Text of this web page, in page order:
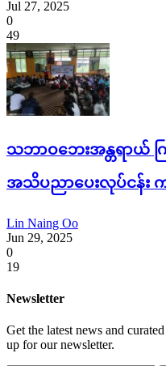
Jul 27, 2025
0
49
သဘာဝဘေးအန္တရာယ်
အသိပညာပေးလုပ်ငန်း က
Lin Naing Oo
Jun 29, 2025
0
19
Newsletter
Get the latest news and
up for our newsletter.